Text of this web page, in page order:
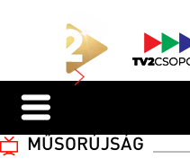
MŰSORÚJSÁG